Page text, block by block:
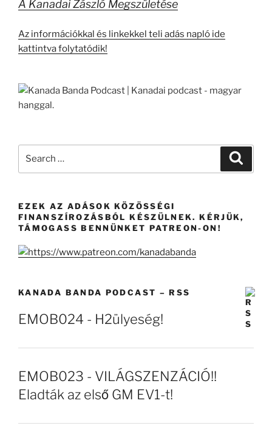
A Kanadai Zászló Megszületése
Az információkkal és linkekkel teli adás napló ide
kattintva folytatódik!
EZEK AZ ADÁSOK KÖZÖSSÉGI
FINANSZÍROZÁSBÓL KÉSZÜLNEK. KÉRJÜK,
TÁMOGASS BENNÜNKET PATREON-ON!
KANADA BANDA PODCAST – RSS
EMOB024 - H2ülyeség!
EMOB023 - VILÁGSZENZÁCIÓ!!
Eladták az első GM EV1-t!